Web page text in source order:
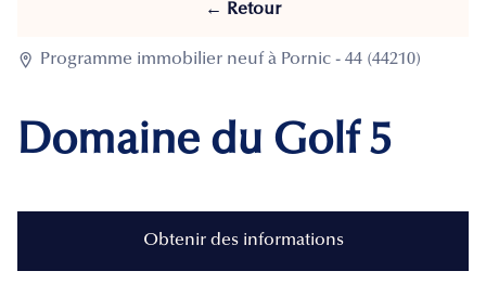
← Retour
 Programme immobilier neuf à Pornic - 44 (44210)
Domaine du Golf 5
Obtenir des informations